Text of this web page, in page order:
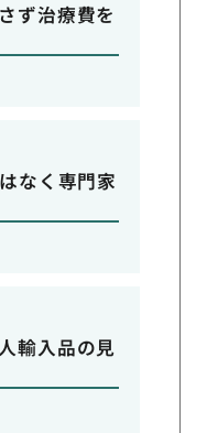
ず治療費を
なく専門家
輸入品の見